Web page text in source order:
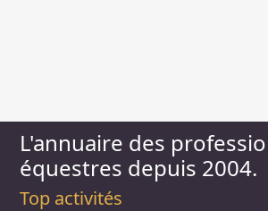
L'annuaire des
équestres depuis 2004.
Top activités